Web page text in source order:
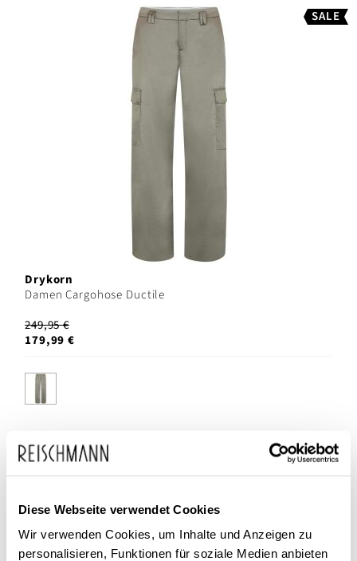
Diese Webseite verwendet Cookies
Wir verwenden Cookies, um Inhalte und Anzeigen zu
personalisieren, Funktionen für soziale Medien anbieten
SALE
Drykorn
Damen Cargohose Ductile
249,95 €
179,99 €